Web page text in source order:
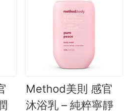
Method美則 感官
沐浴乳 – 純粹寧靜